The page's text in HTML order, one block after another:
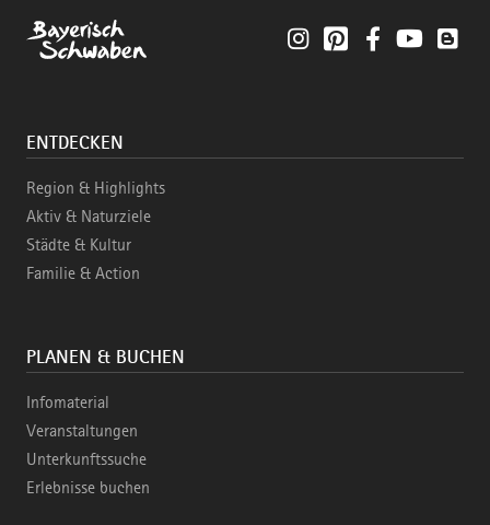
InstagramPinterestFacebookYouTube
ENTDECKEN
Region & Highlights
Aktiv & Naturziele
Städte & Kultur
Familie & Action
PLANEN & BUCHEN
Infomaterial
Veranstaltungen
Unterkunftssuche
Erlebnisse buchen